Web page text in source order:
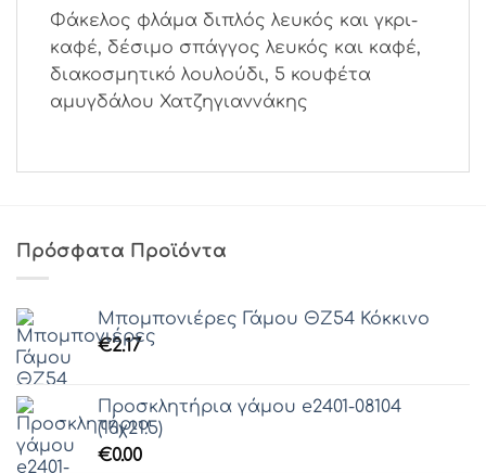
Φάκελος φλάμα διπλός λευκός και γκρι-
καφέ, δέσιμο σπάγγος λευκός και καφέ,
διακοσμητικό λουλούδι, 5 κουφέτα
αμυγδάλου Χατζηγιαννάκης
Πρόσφατα Προϊόντα
Μπομπονιέρες Γάμου ΘZ54 Κόκκινο
€2.17
Προσκλητήρια γάμου e2401-08104
(16χ21.5)
€0.00